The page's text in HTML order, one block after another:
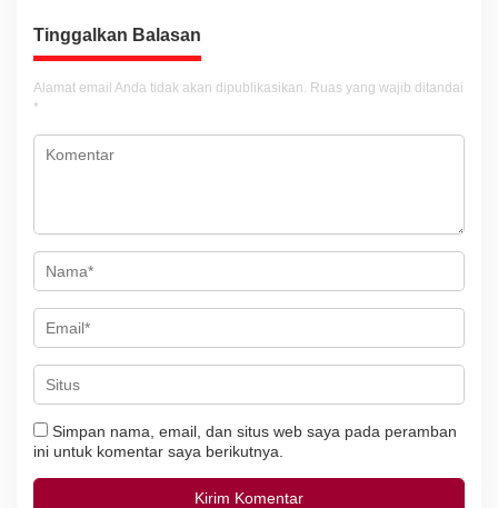
a
s
i
o
Tinggalkan Balasan
Alamat email Anda tidak akan dipublikasikan. Ruas yang wajib ditandai
*
Simpan nama, email, dan situs web saya pada peramban
ini untuk komentar saya berikutnya.